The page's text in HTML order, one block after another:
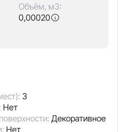
Объём, м3:
0,00020
3
Нет
Декоративное
Нет